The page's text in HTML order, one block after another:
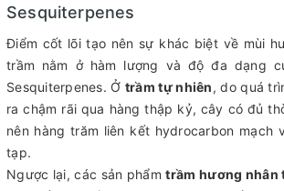
Sesquiterpenes
Điểm cốt lõi tạo nên sự khác biệt về mùi
trầm nằm ở hàm lượng và độ đa dạng
Sesquiterpenes. Ở trầm tự nhiên, do quá
ra chậm rãi qua hàng thập kỷ, cây có đủ
nên hàng trăm liên kết hydrocarbon mạch
tạp.
Ngược lại, các sản phẩmtrầm hương nhân